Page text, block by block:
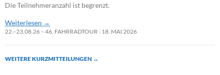
Die Teilnehmeranzahl ist begrenzt.
Weiterlesen →
22.–23.08.26 – 46. FAHRRADTOUR 18. MAI 2026
WEITERE KURZMITTEILUNGEN →